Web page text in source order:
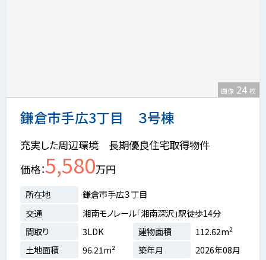
鎌倉市手広3丁目 ３号棟
画像 24 枚
充実した周辺環境 長期優良住宅取得物件
価格 5,580万円
所在地
鎌倉市手広３丁目
交通
湘南モノレール「湘南深沢」駅徒歩14分
間取り
3LDK 建物面積
112.62m²
土地面積
96.21m² 築年月 2026年08月